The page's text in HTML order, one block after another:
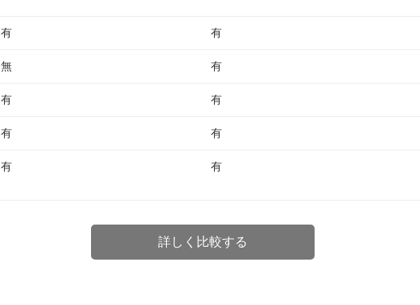
有
無
有
有
有
有
有
有
有
有
詳しく比較する